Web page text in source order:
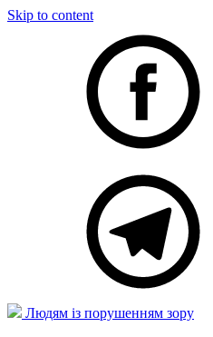
Skip to content
Людям із порушенням зору